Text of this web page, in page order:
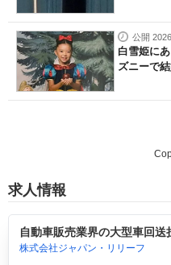
公開
白雪姫に
ズニーで
求人情報
自動車販売業界の大型車回送
株式会社ジャパン・リリーフ